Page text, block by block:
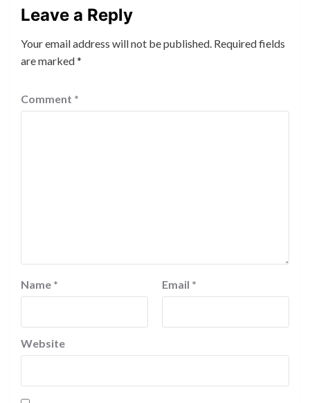
Leave a Reply
Your email address will not be published. Required fields
are marked*
Comment *
Name * Email *
Website